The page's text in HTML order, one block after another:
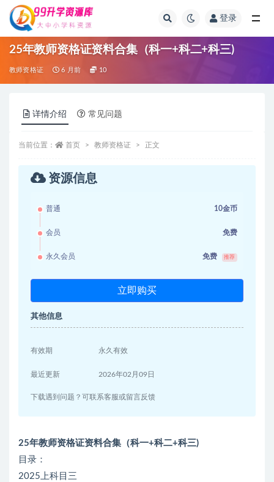
登录
25年教师资格证资料合集（科一+科二+科三)
教师资格证 6 月前 10
详情介绍 常见问题
当前位置： 首页 教师资格证 正文
资源信息
普通 10金币
会员 免费
永久会员 免费 推荐
立即购买
其他信息
有效期 永久有效
最近更新 2026年02月09日
下载遇到问题？可联系客服或留言反馈
25年教师资格证资料合集（科一+科二+科三)
目录：
2025上科目三